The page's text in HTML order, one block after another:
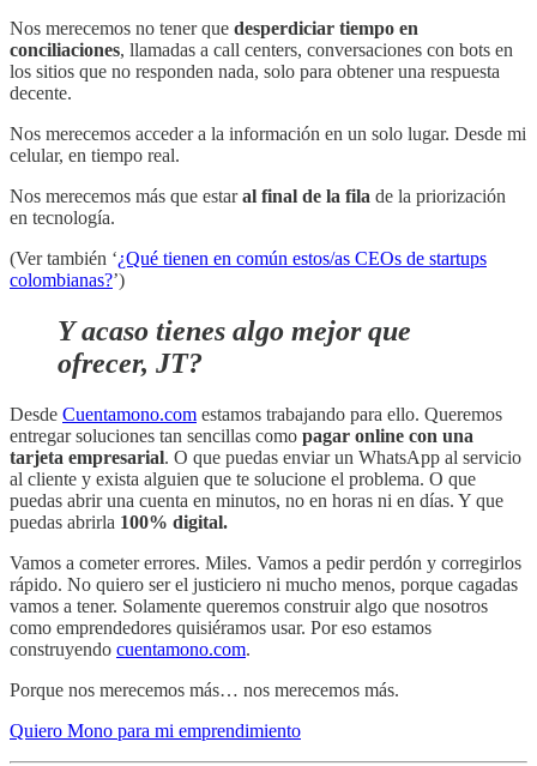
Nos merecemos no tener que desperdiciar tiempo en
conciliaciones, llamadas a call centers, conversaciones con bots en
los sitios que no responden nada, solo para obtener una respuesta
decente.
Nos merecemos acceder a la información en un solo lugar. Desde mi
celular, en tiempo real.
Nos merecemos más que estaral final de la fila de la priorización
en tecnología.
(Ver también ‘¿Qué tienen en común estos/as CEOs de startups
colombianas?’)
Y acaso tienes algo mejor que
ofrecer, JT?
Desde Cuentamono.com estamos trabajando para ello. Queremos
entregar soluciones tan sencillas como pagar online con una
tarjeta empresarial. O que puedas enviar un WhatsApp al servicio
al cliente y exista alguien que te solucione el problema. O que
puedas abrir una cuenta en minutos, no en horas ni en días. Y que
puedas abrirla 100% digital.
Vamos a cometer errores. Miles. Vamos a pedir perdón y corregirlos
rápido. No quiero ser el justiciero ni mucho menos, porque cagadas
vamos a tener. Solamente queremos construir algo que nosotros
como emprendedores quisiéramos usar. Por eso estamos
construyendo cuentamono.com.
Porque nos merecemos más… nos merecemos más.
Quiero Mono para mi emprendimiento